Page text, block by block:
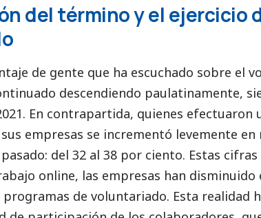
del término y el ejercicio
de gente que ha escuchado sobre el
descendiendo paulatinamente,
En contrapartida, quienes efectuaron
empresas se incrementó levemente en
del 32 al 38 por ciento. Estas
online, las empresas han disminuido
de voluntariado. Esta realidad